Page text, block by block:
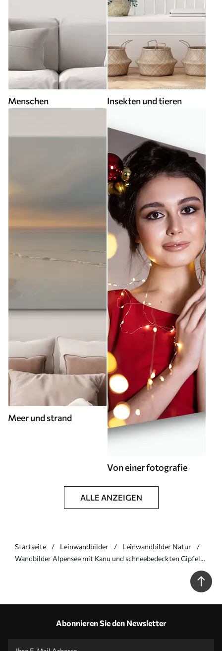
Menschen Insekten und tieren
Meer und strand
Von einer fotografie
ALLE ANZEIGEN
Startseite Leinwandbilder
Leinwandbilder Natur
Wandbilder Alpensee mit Kanu und schneebedeckten Gipfeln
Abonnieren Sie den Newsletter